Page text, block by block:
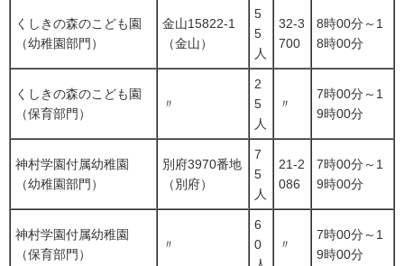
くしきの森のこども園
（幼稚園部門）
金山15822-1
（金山）
5
5
人
32-3
700
8時00分～1
8時00分
くしきの森のこども園
（保育部門）
〃
2
5
人
〃
7時00分～1
9時00分
神村学園付属幼稚園
（幼稚園部門）
別府3970番地
（別府）
7
5
人
21-2
086
7時00分～1
9時00分
神村学園付属幼稚園
（保育部門）
〃
6
0
〃
7時00分～1
9時00分